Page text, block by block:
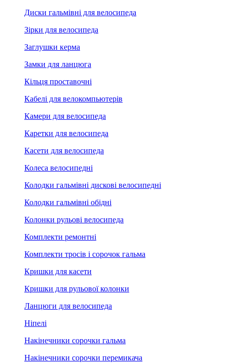
Диски гальмівні для велосипеда
Зірки для велосипеда
Заглушки керма
Замки для ланцюга
Кільця проставочні
Кабелі для велокомпьютерів
Камери для велосипеда
Каретки для велосипеда
Касети для велосипеда
Колеса велосипедні
Колодки гальмівні дискові велосипедні
Колодки гальмівні обідні
Колонки рульові велосипеда
Комплекти ремонтні
Комплекти тросів і сорочок гальма
Кришки для касети
Кришки для рульової колонки
Ланцюги для велосипеда
Ніпелі
Накінечники сорочки гальма
Накінечники сорочки перемикача